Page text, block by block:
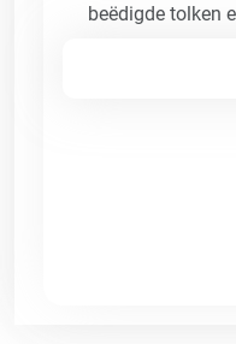
beëdigde tolken